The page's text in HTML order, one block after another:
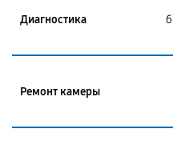
Диагностика
Ремонт камеры